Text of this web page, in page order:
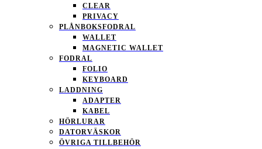
CLEAR
PRIVACY
PLÅNBOKSFODRAL
WALLET
MAGNETIC WALLET
FODRAL
FOLIO
KEYBOARD
LADDNING
ADAPTER
KABEL
HÖRLURAR
DATORVÄSKOR
ÖVRIGA TILLBEHÖR